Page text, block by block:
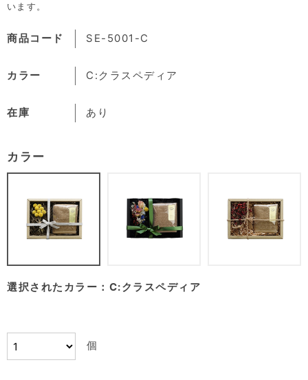
商品コード SE-5001-C
カラー C:クラスペディア
在庫 あり
カラー
選択されたカラー：C:クラスペディア
個
います。